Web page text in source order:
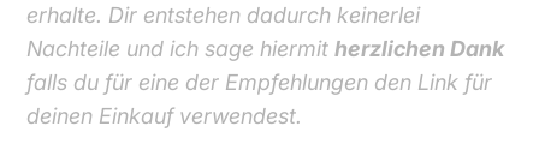
erhalte. Dir entstehen dadurch keinerlei
Nachteile und ich sage hiermit herzlichen Dank
falls du für eine der Empfehlungen den Link für
deinen Einkauf verwendest.